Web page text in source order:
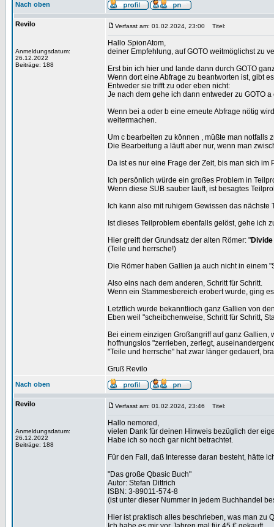
Nach oben
Revilo
Anmeldungsdatum:
26.12.2022
Beiträge: 188
Verfasst am: 01.02.2024, 23:00 Titel:
Hallo SpionAtom,
deiner Empfehlung, auf GOTO weitmöglichst zu
Erst bin ich hier und lande dann durch GOTO
Wenn dort eine Abfrage zu beantworten ist, gibt
Entweder sie trifft zu oder eben nicht:
Je nach dem gehe ich dann entweder zu GOTO
Wenn bei a oder b eine erneute Abfrage nötig
weitermachen.
Um c bearbeiten zu können , müßte man notfalls
Die Bearbeitung a läuft aber nur, wenn man
Da ist es nur eine Frage der Zeit, bis man sich
Ich persönlich würde ein großes Problem in
Wenn diese SUB sauber läuft, ist besagtes
Ich kann also mit ruhigem Gewissen das
Ist dieses Teilproblem ebenfalls gelöst, gehe ich
Hier greift der Grundsatz der alten Römer: "
(Teile und herrsche!)
Die Römer haben Gallien ja auch nicht in einem
Also eins nach dem anderen, Schritt für Schritt.
Wenn ein Stammesbereich erobert wurde, ging
Letztlich wurde bekanntlioch ganz Gallien von
Eben weil "scheibchenweise, Schritt für Schritt,
Bei einem einzigen Großangriff auf ganz Gallien,
hoffnungslos "zerrieben, zerlegt,
"Teile und herrsche" hat zwar länger gedauert,
Gruß Revilo
Nach oben
Revilo
Anmeldungsdatum:
26.12.2022
Beiträge: 188
Verfasst am: 01.02.2024, 23:46 Titel:
Hallo nemored,
vielen Dank für deinen Hinweis bezüglich der
Habe ich so noch gar nicht betrachtet.
Für den Fall, daß Interesse daran besteht, hätte
"Das große Qbasic Buch"
Autor: Stefan Dittrich
ISBN: 3-89011-574-8
(ist unter dieser Nummer in jedem Buchhandel
Hier ist praktisch alles beschrieben, was man zu